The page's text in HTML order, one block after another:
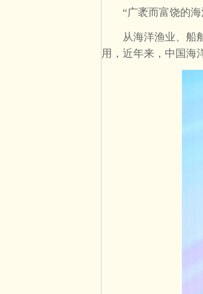
“广袤而富饶的海
从海洋渔业、船舶
用，近年来，中国海